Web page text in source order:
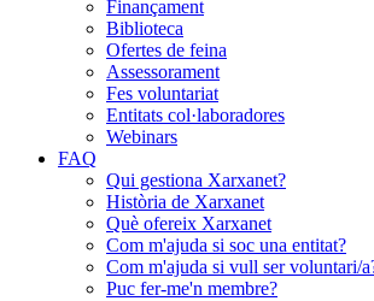
Finançament
Biblioteca
Ofertes de feina
Assessorament
Fes voluntariat
Entitats col·laboradores
Webinars
FAQ
Qui gestiona Xarxanet?
Història de Xarxanet
Què ofereix Xarxanet
Com m'ajuda si soc una entitat?
Com m'ajuda si vull ser voluntari/
Puc fer-me'n membre?